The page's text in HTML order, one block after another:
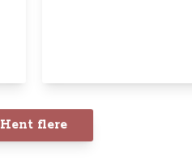
Hent flere